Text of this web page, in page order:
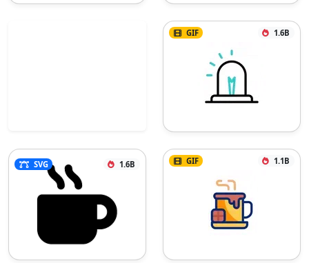
GIF 1.6B
SVG 1.6B GIF 1.1B